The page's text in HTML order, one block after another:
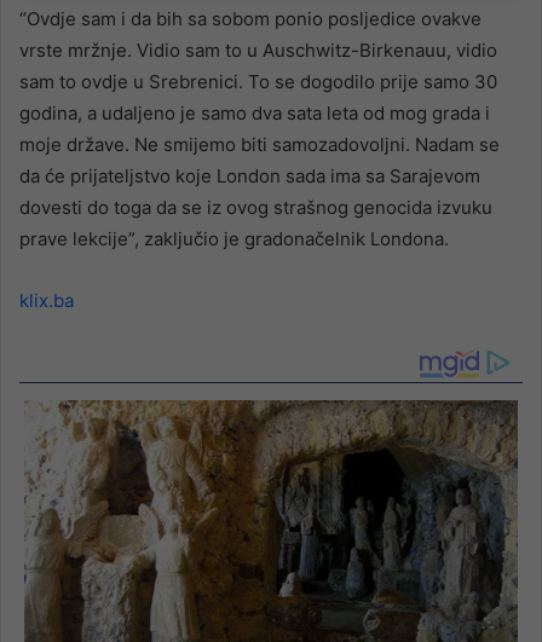
“Ovdje sam i da bih sa sobom ponio posljedice ovakve
vrste mržnje. Vidio sam to u Auschwitz-Birkenauu, vidio
sam to ovdje u Srebrenici. To se dogodilo prije samo 30
godina, a udaljeno je samo dva sata leta od mog grada i
moje države. Ne smijemo biti samozadovoljni. Nadam se
da će prijateljstvo koje London sada ima sa Sarajevom
dovesti do toga da se iz ovog strašnog genocida izvuku
prave lekcije”, zaključio je gradonačelnik Londona.
klix.ba